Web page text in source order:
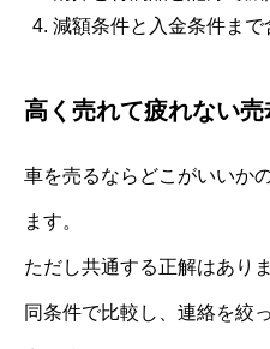
減額条件と入金条件まで
高く売れて疲れない売
車を売るならどこがいいか
ます。
ただし共通する正解はありま
同条件で比較し、連絡を絞